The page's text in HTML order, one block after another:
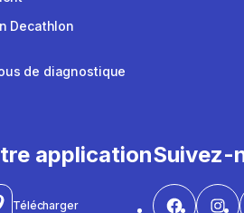
Decathlon
de diagnostique
application
Télécharger
Suivez-